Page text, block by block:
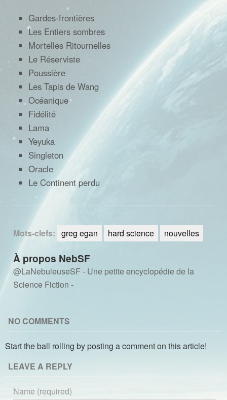
Gardes-frontières
Les Entiers sombres
Mortelles Ritournelles
Le Réserviste
Poussière
Les Tapis de Wang
Océanique
Fidélité
Lama
Yeyuka
Singleton
Oracle
Le Continent perdu
Mots-clefs: greg egan hard science nouvelles
À propos NebSF
@LaNebuleuseSF - Une petite encyclopédie de la
Science Fiction -
NO COMMENTS
Start the ball rolling by posting a comment on this article!
LEAVE A REPLY
Name (required)